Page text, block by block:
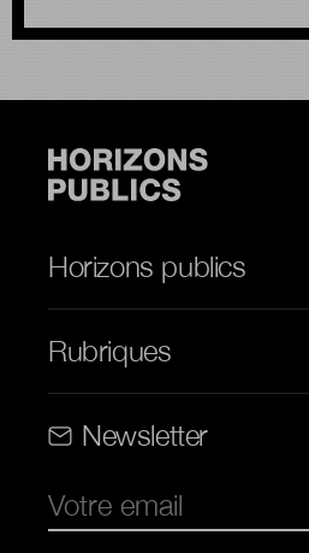
Horizons publics
Rubriques
Newsletter